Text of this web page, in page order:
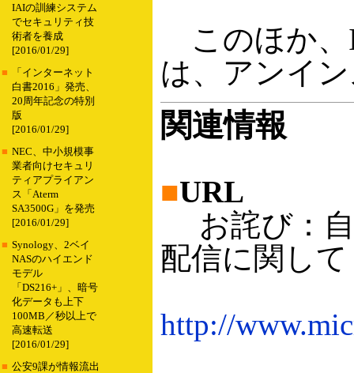
IAIの訓練システム
でセキュリティ技
術者を養成
[2016/01/29]
■
「インターネット
白書2016」発売、
20周年記念の特別
版
[2016/01/29]
■ NEC、中小規模事
業者向けセキュリ
ティアプライアン
ス「Aterm
SA3500G」を発売
[2016/01/29]
■ Synology、2ベイ
NASのハイエンド
モデル
「DS216+」、暗号
化データも上下
100MB／秒以上で
高速転送
[2016/01/29]
■ 公安9課が情報流出
このほか、
は、アンイ
関連情報
■URL
お詫び：自
配信に関して
http://